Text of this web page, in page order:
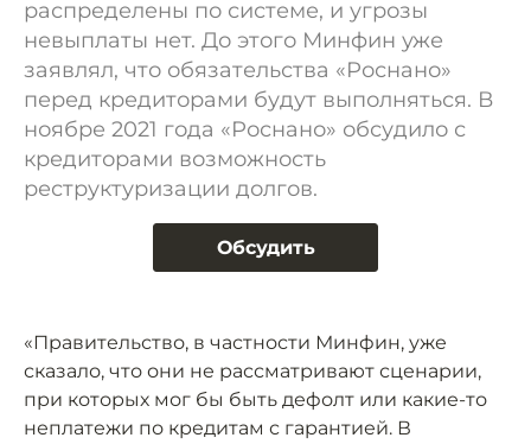
распределены по системе, и угрозы
невыплаты нет. До этого Минфин уже
заявлял, что обязательства «Роснано»
перед кредиторами будут выполняться. В
ноябре 2021 года «Роснано» обсудило с
кредиторами возможность
реструктуризации долгов.
Обсудить
«Правительство, в частности Минфин, уже
сказало, что они не рассматривают сценарии,
при которых мог бы быть дефолт или какие-то
неплатежи по кредитам с гарантией. В